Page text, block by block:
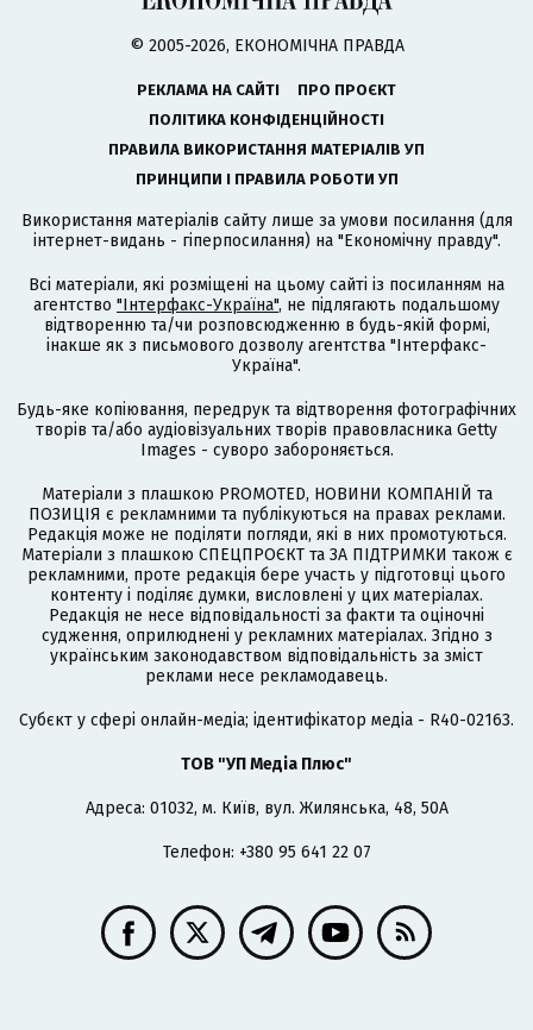
© 2005-2026, ЕКОНОМІЧНА ПРАВДА
РЕКЛАМА НА САЙТІ
ПРО ПРОЄКТ
ПОЛІТИКА КОНФІДЕНЦІЙНОСТІ
ПРАВИЛА ВИКОРИСТАННЯ МАТЕРІАЛІВ УП
ПРИНЦИПИ І ПРАВИЛА РОБОТИ УП
Використання матеріалів сайту лише за умови посилання (для
інтернет-видань - гіперпосилання) на "Економічну правду".
Всі матеріали, які розміщені на цьому сайті із посиланням на
агентство "Інтерфакс-Україна", не підлягають подальшому
відтворенню та/чи розповсюдженню в будь-якій формі,
інакше як з письмового дозволу агентства "Інтерфакс-
Україна".
Будь-яке копіювання, передрук та відтворення фотографічних
творів та/або аудіовізуальних творів правовласника Getty
Images - суворо забороняється.
Матеріали з плашкою PROMOTED, НОВИНИ КОМПАНІЙ та
ПОЗИЦІЯ є рекламними та публікуються на правах реклами.
Редакція може не поділяти погляди, які в них промотуються.
Матеріали з плашкою СПЕЦПРОЄКТ та ЗА ПІДТРИМКИ також є
рекламними, проте редакція бере участь у підготовці цього
контенту і поділяє думки, висловлені у цих матеріалах.
Редакція не несе відповідальності за факти та оціночні
судження, оприлюднені у рекламних матеріалах. Згідно з
українським законодавством відповідальність за зміст
реклами несе рекламодавець.
Cубєкт у сфері онлайн-медіа; ідентифікатор медіа - R40-02163.
ТОВ "УП Медіа Плюс"
Адреса: 01032, м. Київ, вул. Жилянська, 48, 50А
Телефон: +380 95 641 22 07